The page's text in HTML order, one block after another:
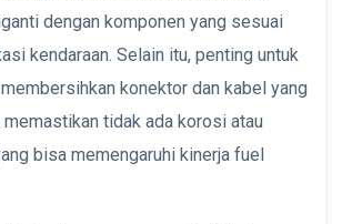
dengan komponen yang sesuai
kendaraan. Selain itu, penting untuk
konektor dan kabel yang
memastikan tidak ada korosi atau
bisa memengaruhi kinerja fuel